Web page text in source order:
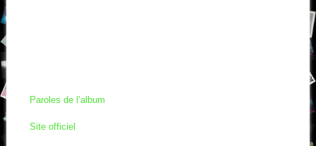
Paroles de l’album
Site officiel